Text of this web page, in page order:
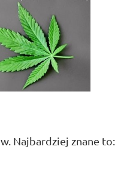
Najbardziej znane to: